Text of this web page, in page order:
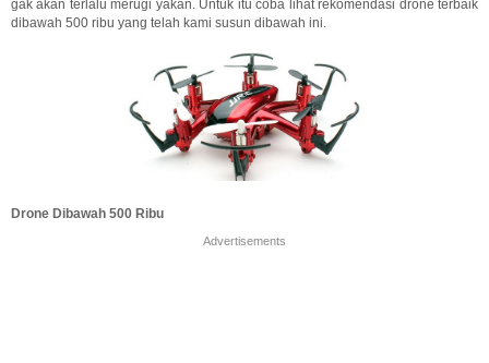
gak akan terlalu merugi yakan. Untuk itu coba lihat rekomendasi drone terbaik
dibawah 500 ribu yang telah kami susun dibawah ini.
Drone Dibawah 500 Ribu
Advertisements